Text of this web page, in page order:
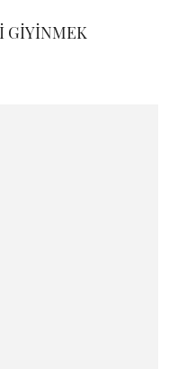
GİYİNMEK